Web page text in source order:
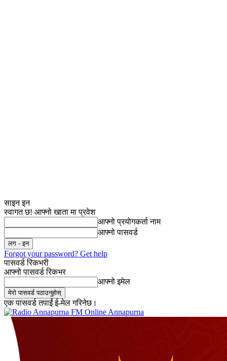
साइन इन
स्वागत छ! आफ्नो खाता मा प्रवेश
आफ्नो प्रयोगकर्ता नाम
आफ्नो पासवर्ड
Forgot your password? Get help
पासवर्ड रिकभरी
आफ्नो पासवर्ड रिकभर
आफ्नो इमेल
एक पासवर्ड तपाईं ई-मेल गरिनेछ।
Online Annapurna